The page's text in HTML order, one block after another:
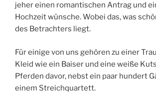
jeher einen romantischen Antrag und
Hochzeit wünsche. Wobei das, was
des Betrachters liegt.
Für einige von uns gehören zu einer
Kleid wie ein Baiser und eine weiße
Pferden davor, nebst ein paar hundert
einem Streichquartett.